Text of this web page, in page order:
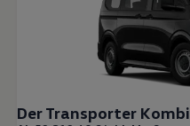
Der Transporter Kombi